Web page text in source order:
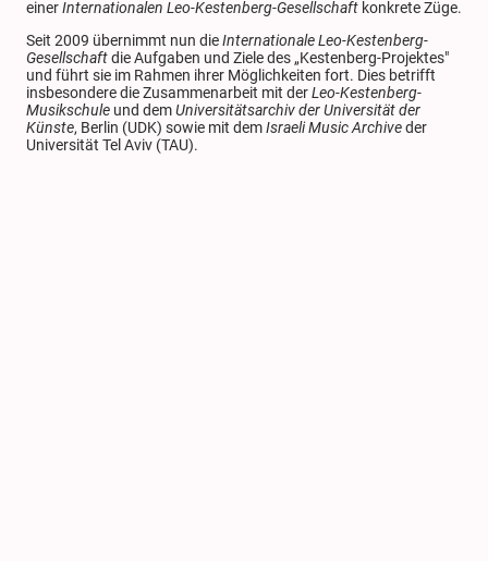
einerInternationalen Leo-Kestenberg-Gesellschaft konkrete Züge.
Seit 2009 übernimmt nun dieInternationale Leo-Kestenberg-
Gesellschaftdie Aufgaben und Ziele des „Kestenberg-Projektes"
und führt sie im Rahmen ihrer Möglichkeiten fort. Dies betrifft
insbesondere die Zusammenarbeit mit derLeo-Kestenberg-
Musikschule und demUniversitätsarchiv der Universität der
Künste, Berlin (UDK) sowie mit demIsraeli Music Archiveder
Universität Tel Aviv (TAU).